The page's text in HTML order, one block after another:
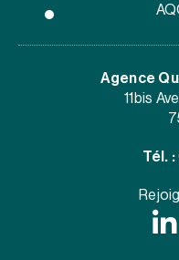
Agence
11bis
Tél. :